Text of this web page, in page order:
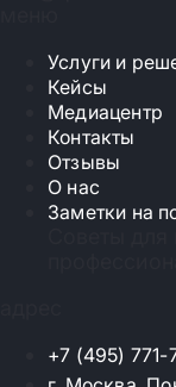
Услуги и
Кейсы
Медиацентр
Контакты
Отзывы
О нас
Заметки на
+7 (495) 771-